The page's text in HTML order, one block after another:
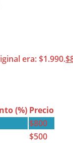
era: $1.990.$
(%) Precio
$800
$500